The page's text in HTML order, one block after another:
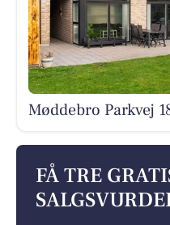
Møddebro Parkvej
FÅ TRE